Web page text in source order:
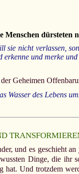
Menschen
nicht verlassen,
und merke
Geheimen
Wasser des Lebens
und es geschieht
Dinge, die
hat. Und trotzdem